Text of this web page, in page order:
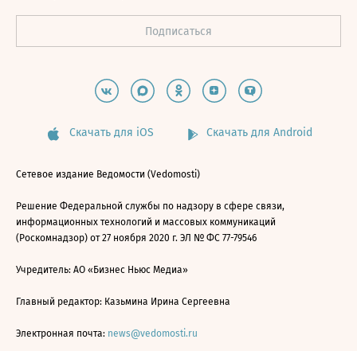
Скачать для iOS Скачать для Android
Сетевое издание Ведомости (Vedomosti)
Решение Федеральной службы по надзору в сфере связи,
информационных технологий и массовых коммуникаций
(Роскомнадзор) от 27 ноября 2020 г. ЭЛ № ФС 77-79546
Учредитель: АО «Бизнес Ньюс Медиа»
Главный редактор: Казьмина Ирина Сергеевна
Электронная почта: news@vedomosti.ru